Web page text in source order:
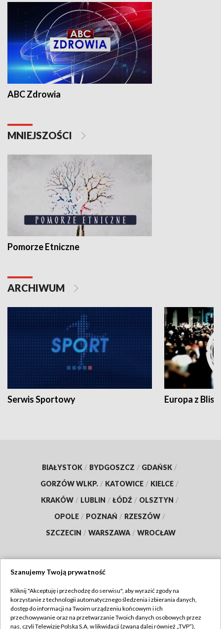
ABC Zdrowia
MNIEJSZOŚCI
Pomorze Etniczne
ARCHIWUM
Serwis Sportowy Europa z
BIAŁYSTOK / BYDGOSZCZ / GDAŃSK /
GORZÓW WLKP. / KATOWICE / KIELCE /
KRAKÓW / LUBLIN / ŁÓDŹ / OLSZTYN /
OPOLE / POZNAŃ / RZESZÓW /
SZCZECIN / WARSZAWA / WROCŁAW
TVP
Abonament TVP
Regulamin TVP
Szanujemy Twoją prywatność
Kliknij "Akceptuję i przechodzę do serwisu", aby wyrazić zgody na
korzystanie z technologii automatycznego śledzenia i zbierania danych,
dostęp do informacji na Twoim urządzeniu końcowym i ich
przechowywanie oraz na przetwarzanie Twoich danych osobowych przez
nas, czyli Telewizję Polską S.A. w likwidacji (zwaną dalej również „TVP”),